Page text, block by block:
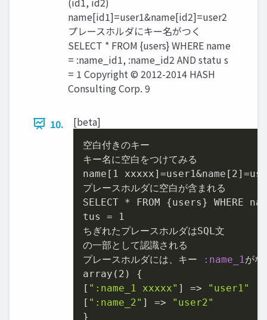
name[id1]=user1&name[id2]=user2
プレースホルダにキー名がつく
SELECT * FROM {users} WHERE name
= :name_id1, :name_id2 AND statu s
= 1 Copyright © 2012-2014 HASH
Consulting Corp. 9
10. [beta]
空白付きのキー
キー名に空白をつけてみる
name[ 1 xxxxx]=user1&name[ 2
プレースホルダに空白が含まれる
SELECT * FROM {users} WHERE
tus =
1
ちぎれたプレースホルダはSQL文
の一部として認識される
プレースホルダには、キー
:name_1 がな
array( 2 ) {
[ ":name_1 xxxxx" ] =>
"user1"
[ ":name_2" ] =>
"user2"
}